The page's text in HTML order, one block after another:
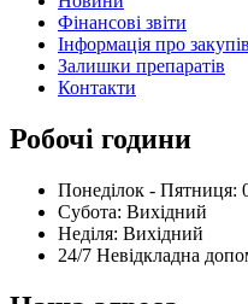
Фінансові звіти
Інформація про
Залишки препаратів
Контакти
Робочі години
Понеділок - Пятниця:
Субота: Вихідний
Нeділя: Вихідний
24/7 Невідкладна